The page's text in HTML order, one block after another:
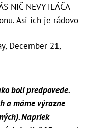
NIČ NEVYTLÁČA
Asi ich je rádovo
December 21,
boli predpovede.
a máme výrazne
Napriek